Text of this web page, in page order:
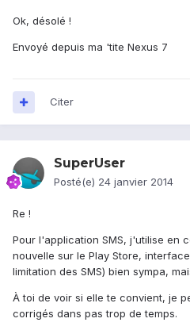
Ok, désolé !
Envoyé depuis ma 'tite Nexus 7
Citer
SuperUser
Posté(e) 24 janvier 2014
Re !
Pour l'application SMS, j'utilise en
nouvelle sur le Play Store,
limitation des SMS) bien sympa,
À toi de voir si elle te convient, je
corrigés dans pas trop de temps.